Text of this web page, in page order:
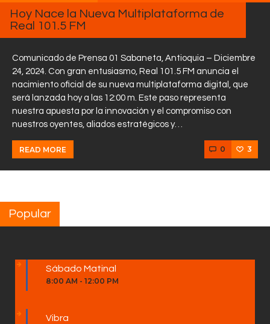
Hoy Nace la Nueva Multiplataforma de
Real 101.5 FM
Comunicado de Prensa 01 Sabaneta, Antioquia – Diciembre
24, 2024. Con gran entusiasmo, Real 101.5 FM anuncia el
nacimiento oficial de su nueva multiplataforma digital, que
será lanzada hoy a las 12:00 m. Este paso representa
nuestra apuesta por la innovación y el compromiso con
nuestros oyentes, aliados estratégicos y…
READ MORE 0 3
Popular
Sábado Matinal
8:00 AM - 12:00 PM
Vibra